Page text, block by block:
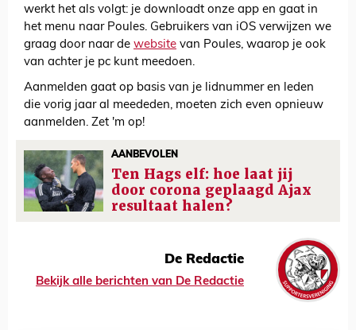
werkt het als volgt: je downloadt onze app en gaat in
het menu naar Poules. Gebruikers van iOS verwijzen we
graag door naar de website van Poules, waarop je ook
van achter je pc kunt meedoen.
Aanmelden gaat op basis van je lidnummer en leden
die vorig jaar al meededen, moeten zich even opnieuw
aanmelden. Zet 'm op!
AANBEVOLEN
Ten Hags elf: hoe laat jij
door corona geplaagd Ajax
resultaat halen?
De Redactie
Bekijk alle berichten van De Redactie